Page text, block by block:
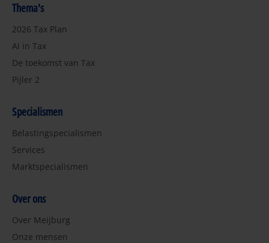
Thema's
2026 Tax Plan
AI in Tax
De toekomst van Tax
Pijler 2
Specialismen
Belastingspecialismen
Services
Marktspecialismen
Over ons
Over Meijburg
Onze mensen